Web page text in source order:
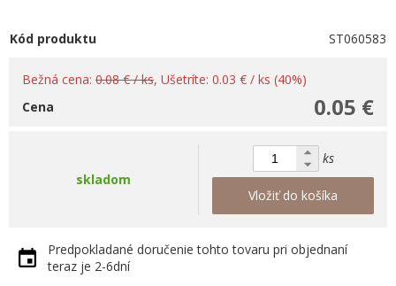
Kód produktu ST060583
Bežná cena: 0.08 € / ks, Ušetríte: 0.03 € / ks (40%)
0.05 €
Cena
skladom
ks
Vložiť do košíka
Predpokladané doručenie tohto tovaru pri objednaní
teraz je 2-6dní